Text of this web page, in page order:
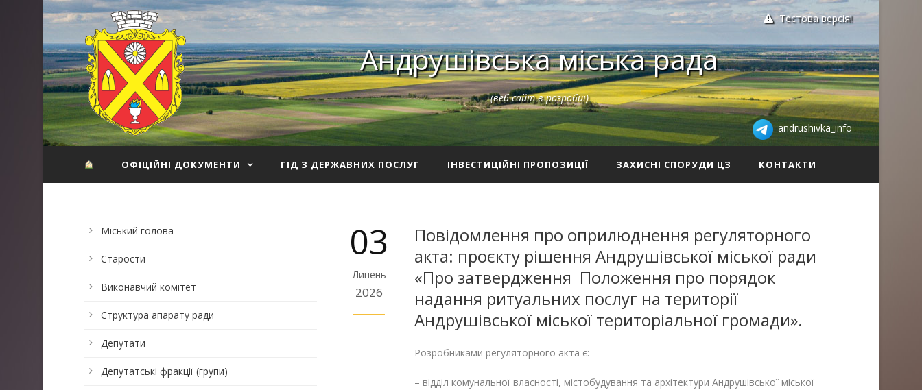
Тестова версія!
Андрушівська міська рада
(веб-сайт в розробці)
andrushivka_info
ОФІЦІЙНІ ДОКУМЕНТИ ГІД З ДЕРЖАВНИХ ПОСЛУГ ІНВЕСТИЦІЙНІ ПРОПОЗИЦІЇ ЗАХИСНІ СПОРУДИ ЦЗ КОНТАКТИ
03
Липень
2026
Повідомлення про оприлюднення регуляторного
акта: проєкту рішення Андрушівської міської ради
«Про затвердження Положення про порядок
надання ритуальних послуг на території
Андрушівської міської територіальної громади».
Розробниками регуляторного акта є:
– відділ комунальної власності, містобудування та архітектури Андрушівської міської
Міський голова
Старости
Виконавчий комітет
Структура апарату ради
Депутати
Депутатські фракції (групи)